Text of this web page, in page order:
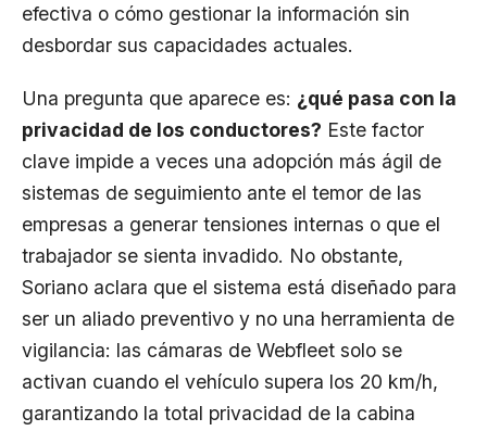
efectiva o cómo gestionar la información sin
desbordar sus capacidades actuales.
Una pregunta que aparece es: ¿qué pasa con la
privacidad de los conductores? Este factor
clave impide a veces una adopción más ágil de
sistemas de seguimiento ante el temor de las
empresas a generar tensiones internas o que el
trabajador se sienta invadido. No obstante,
Soriano aclara que el sistema está diseñado para
ser un aliado preventivo y no una herramienta de
vigilancia: las cámaras de Webfleet solo se
activan cuando el vehículo supera los 20 km/h,
garantizando la total privacidad de la cabina